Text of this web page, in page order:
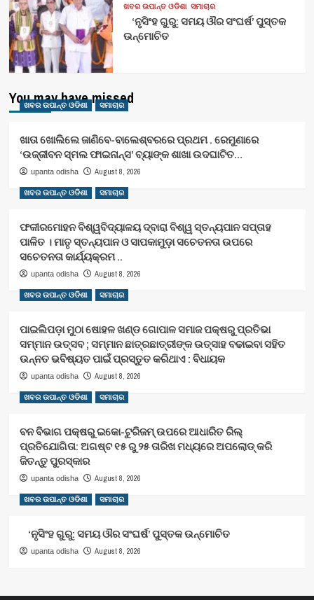
ଖବର ଉପାନ୍ତ ଓଡିଶା ସମାଚାର
‘ନୃସିଂହ ଗୁରୁ: ସମୟ ଔର ସଂଘର୍ଷ’ ପୁସ୍ତକ
ଉନ୍ମୋଚିତ
You may have missed
ଖବର ଉପାନ୍ତ ଓଡିଶା ସମାଚାର
ଖାତା ଖୋଲିଲେ ଜାଣିବେ-ବାଲେଶ୍ବରରେ ପ୍ରଥମ . ରେମୁଣାରେ
‘ଉଜ୍ଜୀବନ ସ୍ମଲ ଫାଇନାନ୍ସ’ ବ୍ୟାଙ୍କ ଶାଖା ଉଦଘାଟିତ…
upanta odisha August 8, 2026
ଖବର ଉପାନ୍ତ ଓଡିଶା ସମାଚାର
ଫକୀରମୋହନ ବିଶ୍ୱବିଦ୍ୟାଳୟ ଦ୍ବାରା ବିଶ୍ୱ ସ୍ତନ୍ୟପାନ ସପ୍ତାହ
ପାଳିତ । ମାତୃ ସ୍ତନ୍ୟପାନ ଓ ସାପକାମୁଡ଼ା ସଚେତନତା ଉପରେ
ସଚେତନତା କାର୍ଯ୍ୟକ୍ରମ ..
upanta odisha August 8, 2026
ଖବର ଉପାନ୍ତ ଓଡିଶା ସମାଚାର
ପାଇଲିପଡ଼ା ମୁଠା ଷୋହଳ ଖଣ୍ଡ ଗୋପାଳ ସମାଜ ପକ୍ଷରୁ ପ୍ରତିଭା
ସମ୍ମାନ ଉତ୍ସବ ; ସମ୍ମାନ ଛାତ୍ରଛାତ୍ରୀଙ୍କ ଉତ୍ସାହ ବଢାଇବା ସହିତ
ଉନ୍ନତ ଭବିଷ୍ୟତ ପାଇଁ ପ୍ରସ୍ତୁତ କରିଥାଏ : ବିଧାୟକ
upanta odisha August 8, 2026
ଖବର ଉପାନ୍ତ ଓଡିଶା ସମାଚାର
ବନ ବିଭାଗ ପକ୍ଷରୁ ଇକୋ-ଟୁରିଜମ୍ ଉପରେ ଆଧାରିତ ରିଲ୍
ପ୍ରତିଯୋଗିତା: ଅଗଷ୍ଟ ୧୫ ରୁ ୨୫ ତାରିଖ ମଧ୍ୟରେ ଅପଲୋଡ୍ କରି
ଜିତନ୍ତୁ ପୁରସ୍କାର
upanta odisha August 8, 2026
ଖବର ଉପାନ୍ତ ଓଡିଶା ସମାଚାର
‘ନୃସିଂହ ଗୁରୁ: ସମୟ ଔର ସଂଘର୍ଷ’ ପୁସ୍ତକ ଉନ୍ମୋଚିତ
upanta odisha August 8, 2026